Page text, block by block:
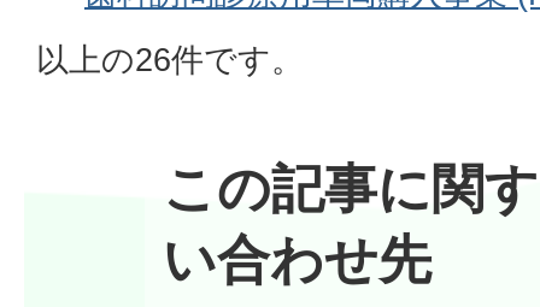
以上の26件です。
この記事に関
い合わせ先